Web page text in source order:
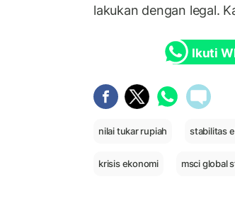
lakukan dengan legal.
Ikuti
nilai tukar rupiah stabilitas
krisis ekonomi msci global